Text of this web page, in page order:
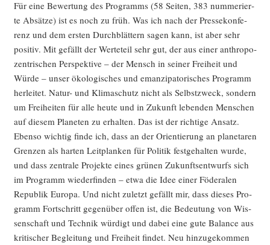
Für eine Bewer­tung des Pro­gramms (58 Sei­ten, 383 num­me­rier­
te Absät­ze) ist es noch zu früh. Was ich nach der Pres­se­kon­fe­
renz und dem ers­ten Durch­blät­tern sagen kann, ist aber sehr
posi­tiv. Mit gefällt der Wer­te­teil sehr gut, der aus einer anthro­po­
zen­tri­schen Per­spek­ti­ve – der Mensch in sei­ner Frei­heit und
Wür­de – unser öko­lo­gi­sches und eman­zi­pa­to­ri­sches Pro­gramm
her­lei­tet. Natur- und Kli­ma­schutz nicht als Selbst­zweck, son­dern
um Frei­hei­ten für alle heu­te und in Zukunft leben­den Men­schen
auf die­sem Pla­ne­ten zu erhal­ten. Das ist der rich­ti­ge Ansatz.
Eben­so wich­tig fin­de ich, dass an der Ori­en­tie­rung an pla­ne­ta­ren
Gren­zen als har­ten Leit­plan­ken für Poli­tik fest­ge­hal­ten wur­de,
und dass zen­tra­le Pro­jek­te eines grü­nen Zukunfts­ent­wurfs sich
im Pro­gramm wie­der­fin­den – etwa die Idee einer Föde­ra­len
Repu­blik Euro­pa. Und nicht zuletzt gefällt mir, dass die­ses Pro­
gramm Fort­schritt gegen­über offen ist, die Bedeu­tung von Wis­
sen­schaft und Tech­nik wür­digt und dabei eine gute Balan­ce aus
kri­ti­scher Beglei­tung und Frei­heit fin­det. Neu hin­zu­ge­kom­men